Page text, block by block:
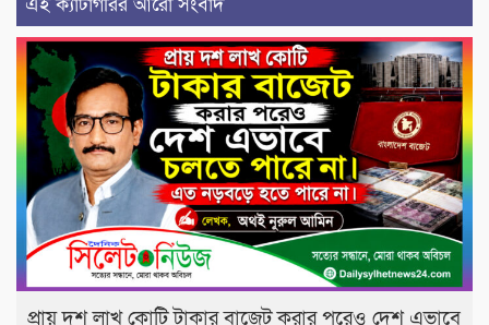
এই ক্যাটাগরির আরো সংবাদ
প্রায় দশ লাখ কোটি টাকার বাজেট করার পরেও দেশ এভাবে